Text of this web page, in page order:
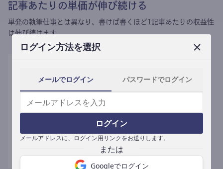
ログイン方法を選択
メールでログイン パスワードでログイン
ログイン
メールアドレスに、ログイン用リンクをお送りします。
Googleでログイン
記事あたりの単価が伸び続ける
単発の執筆仕事とは異なり、 書けば書くほど1記事あたりの収益性
は伸び続けます。